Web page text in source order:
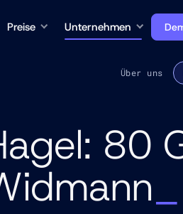
Preise Unternehmen
Über uns
80